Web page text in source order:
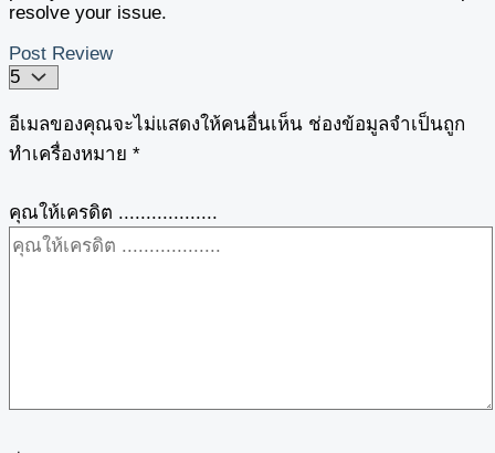
resolve your issue.
Post Review
อีเมลของคุณจะไม่แสดงให้คนอื่นเห็น ช่องข้อมูลจำเป็นถูก
ทำเครื่องหมาย *
คุณให้เครดิต ..................